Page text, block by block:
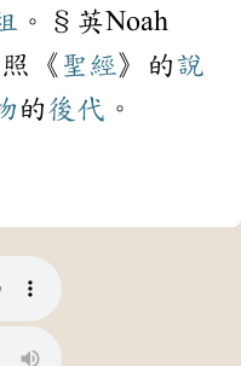
。§英Noah
照《 聖經》的說
的後代 。